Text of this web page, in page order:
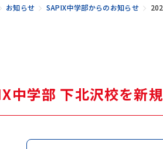
お知らせ SAPIX中学部からのお知らせ
中学部 下北沢校を新